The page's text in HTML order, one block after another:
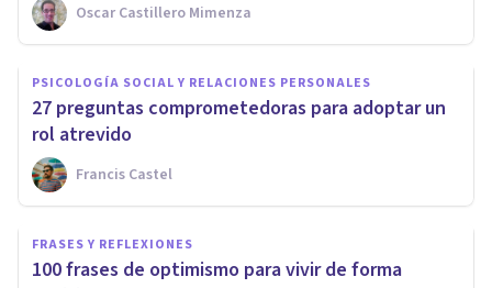
Oscar Castillero Mimenza
PSICOLOGÍA SOCIAL Y RELACIONES PERSONALES
27 preguntas comprometedoras para adoptar un
rol atrevido
Francis Castel
FRASES Y REFLEXIONES
100 frases de optimismo para vivir de forma